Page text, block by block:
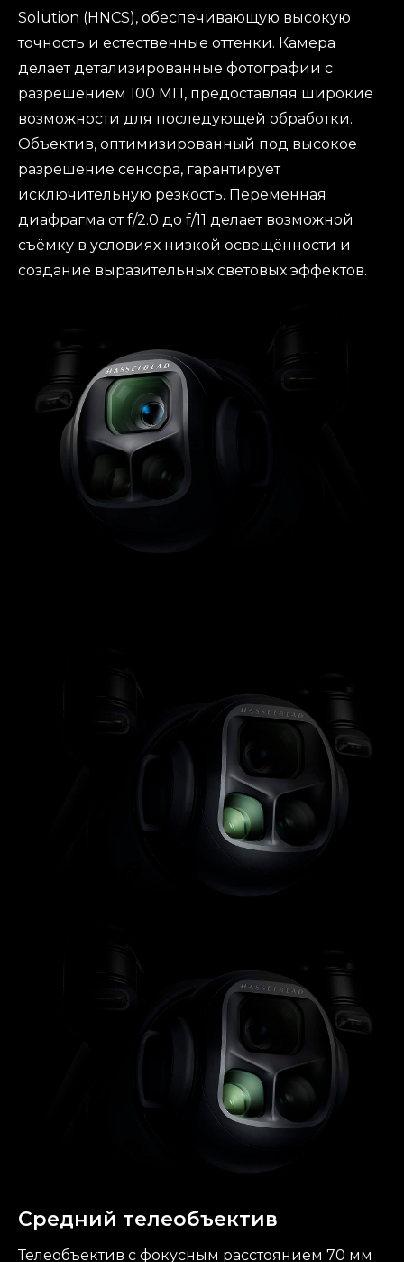
Solution (HNCS), обеспечивающую высокую
точность и естественные оттенки. Камера
делает детализированные фотографии с
разрешением 100 МП, предоставляя широкие
возможности для последующей обработки.
Объектив, оптимизированный под высокое
разрешение сенсора, гарантирует
исключительную резкость. Переменная
диафрагма от f/2.0 до f/11 делает возможной
съёмку в условиях низкой освещённости и
создание выразительных световых эффектов.
Средний телеобъектив
Телеобъектив с фокусным расстоянием 70 мм